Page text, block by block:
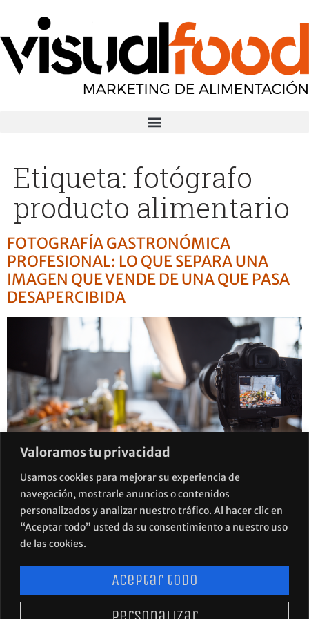
Valoramos tu privacidad
Usamos cookies para mejorar su experiencia de
navegación, mostrarle anuncios o contenidos
personalizados y analizar nuestro tráfico. Al hacer clic en
“Aceptar todo” usted da su consentimiento a nuestro uso
de las cookies.
Aceptar todo
Etiqueta: fotógrafo
producto alimentario
FOTOGRAFÍA GASTRONÓMICA
PROFESIONAL: LO QUE SEPARA UNA
IMAGEN QUE VENDE DE UNA QUE PASA
DESAPERCIBIDA
Una buena foto de tu producto alimentario puede
multiplicar tus ventas. Una mala puede hundirlas.
Descubre qué hace que una fotografía gastronómica
funcione.